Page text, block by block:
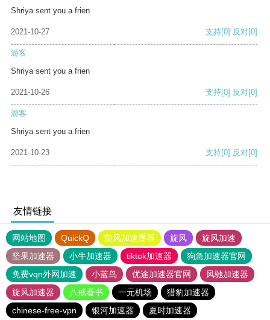
Shriya sent you a frien
2021-10-27 支持[0] 反对[0]
游客
Shriya sent you a frien
2021-10-26 支持[0] 反对[0]
游客
Shriya sent you a frien
2021-10-23 支持[0] 反对[0]
友情链接
网站地图 QuickQ 旋风加速度器 旋风
旋风加速
坚果加速器
小牛加速器 tiktok加速器
狗急加速器官网
免费vqn外网加速
小蓝鸟 优途加速器官网
风驰加速器
旋风加速器
八戒看书 一元机场
猎豹加速器
chinese-free-vpn
银河加速器 夏时加速器